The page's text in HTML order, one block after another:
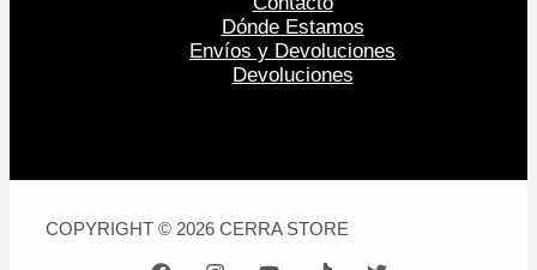
Dónde Estamos
Envíos y Devoluciones
Devoluciones
COPYRIGHT © 2026 CERRA STORE